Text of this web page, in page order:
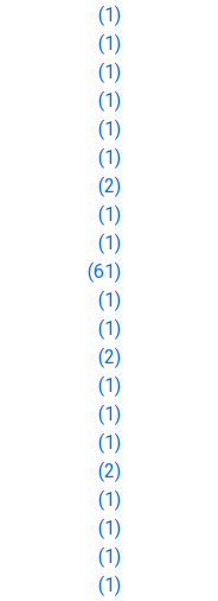
(1)
(1)
(1)
(1)
(1)
(1)
(2)
(1)
(1)
(61)
(1)
(1)
(2)
(1)
(1)
(1)
(2)
(1)
(1)
(1)
(1)